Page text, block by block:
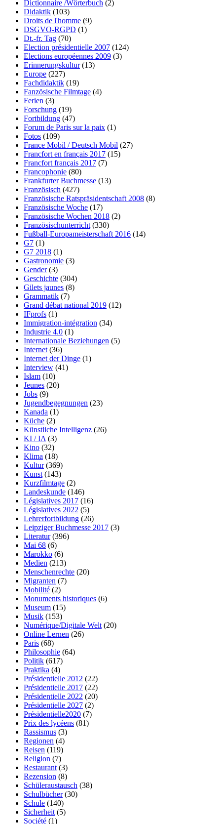
Dictionnaire /Wörterbuch (2)
Didaktik (103)
Droits de l'homme (9)
DSGVO-RGPD (1)
Dt.-fr. Tag (70)
Election présidentielle 2007 (124)
Elections européennes 2009 (3)
Erinnerungskultur(13)
Europe (227)
Fachdidaktik (19)
Fanzösische Filmtage (4)
Ferien (3)
Forschung (19)
Fortbildung (47)
Forum de Paris sur la paix (1)
Fotos (109)
France Mobil / Deutsch Mobil (27)
Francfort en français 2017 (15)
Francfort français 2017 (7)
Francophonie (80)
Frankfurter Buchmesse (13)
Französisch (427)
Französische Ratspräsidentschaft 2008 (8)
Französische Woche (17)
Französische Wochen 2018 (2)
Französischunterricht (330)
Fußball-Europameisterschaft 2016 (14)
G7 (1)
G7 2018 (1)
Gastronomie (3)
Gender(3)
Geschichte (304)
Gilets jaunes (8)
Grammatik (7)
Grand débat national 2019 (12)
IFprofs (1)
Immigration-intégration (34)
Industrie 4.0 (1)
Internationale Beziehungen (5)
Internet (36)
Internet der Dinge (1)
Interview (41)
Islam (10)
Jeunes (20)
Jobs (9)
Jugendbegegnungen (23)
Kanada (1)
Küche (2)
Künstliche Intelligenz (26)
KI / IA (3)
Kino (32)
Klima (18)
Kultur(369)
Kunst (143)
Kurzfilmtage (2)
Landeskunde (146)
Législatives 2017 (16)
Législatives 2022 (5)
Lehrerfortbildung (26)
Leipziger Buchmesse 2017 (3)
Literatur(396)
Mai 68 (6)
Marokko (6)
Medien (213)
Menschenrechte (20)
Migranten (7)
Mobilité (2)
Monuments historiques (6)
Museum (15)
Musik (153)
Numérique/Digitale Welt (20)
Online Lernen (26)
Paris (68)
Philosophie (64)
Politik (617)
Praktika (4)
Présidentielle 2012 (22)
Présidentielle 2017 (22)
Présidentielle 2022 (20)
Présidentielle 2027 (2)
Présidentielle2020 (7)
Prix des lycéens (81)
Rassismus (3)
Regionen (4)
Reisen (119)
Religion (7)
Restaurant (3)
Rezension (8)
Schüleraustausch (38)
Schulbücher(30)
Schule (140)
Sicherheit (5)
Société (1)